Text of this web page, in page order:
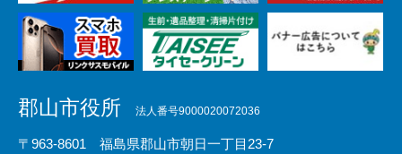
郡山市役所 法人番号9000020072036
〒963-8601 福島県郡山市朝日一丁目23-7